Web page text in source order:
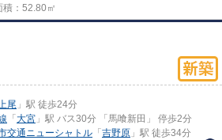
積：52.80㎡
尾 」駅 徒歩24分
「 大宮 」駅 バス30分 「馬喰新田」 停歩2分
交通ニューシャトル 「 吉野原 」駅 徒歩34分